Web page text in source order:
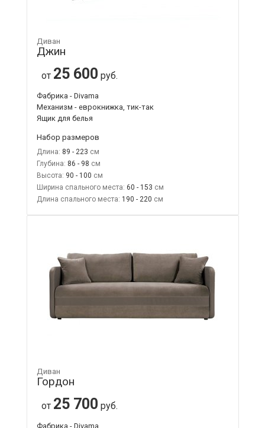
Диван
Джин
от 25 600 руб.
Фабрика - Divama
Механизм - еврокнижка, тик-так
Ящик для белья
Набор размеров
Длина: 89 - 223
Глубина: 86 - 98
Высота: 90 - 100
Ширина спального места: 60 - 153
Длина спального места: 190 - 220
Диван
Гордон
от 25 700 руб.
Фабрика - Divama